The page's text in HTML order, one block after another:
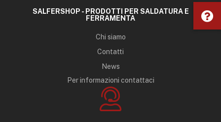
SALFERSHOP - PRODOTTI PER SALDATURA E
FERRAMENTA
Chi siamo
Contatti
News
Per informazioni contattaci